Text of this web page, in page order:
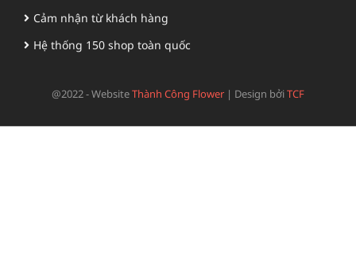
Cảm nhận từ khách hàng
Hệ thống 150 shop toàn quốc
@2022 - WebsiteThành Công Flower | Design bởiTCF